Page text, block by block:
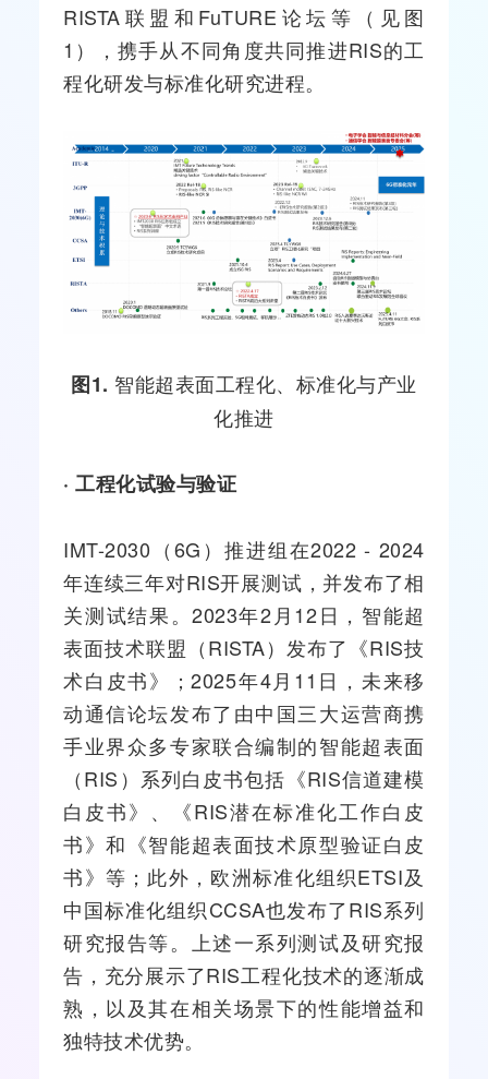
RISTA联盟和FuTURE论坛等（见图
1），携手从不同角度共同推进RIS的工
程化研发与标准化研究进程。
图1. 智能超表面工程化、标准化与产业
化推进
· 工程化试验与验证
IMT-2030（6G）推进组在2022 - 2024
年连续三年对RIS开展测试 ，并发布了相
关测试结果。2023年2月12日，智能超
表面技术联盟（RISTA）发布了《RIS技
术白皮书》；2025年4月11日，未来移
动通信论坛发布了由中国三大运营商携
手业界众多专家联合编制的智能超表面
（RIS）系列白皮书包括《RIS信道建模
白皮书》、《RIS潜在标准化工作白皮
书》和《智能超表面技术原型验证白皮
书》等；此外，欧洲标准化组织ETSI及
中国标准化组织CCSA也发布了RIS系列
研究报告等。上述一系列测试及研究报
告，充分展示了RIS工程化技术的逐渐成
熟，以及其在相关场景下的性能增益和
独特技术优势。